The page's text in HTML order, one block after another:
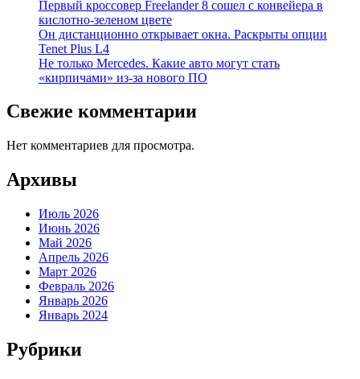
Первый кроссовер Freelander 8 сошел с конвейера в
кислотно-зеленом цвете
Он дистанционно открывает окна. Раскрыты опции
Tenet Plus L4
Не только Mercedes. Какие авто могут стать
«кирпичами» из-за нового ПО
Свежие комментарии
Нет комментариев для просмотра.
Архивы
Июль 2026
Июнь 2026
Май 2026
Апрель 2026
Март 2026
Февраль 2026
Январь 2026
Январь 2024
Рубрики